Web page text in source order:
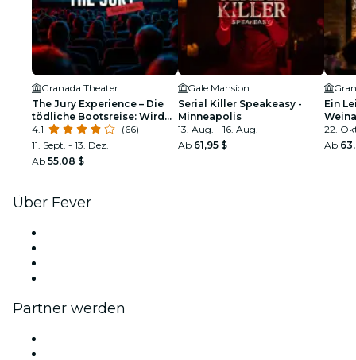
Granada Theater
The Jury Experience – Die
tödliche Bootsreise: Wird
Minneapolis Gerechtigkeit
liefern?
4.1
(66)
11. Sept. - 13. Dez.
Ab 55,08 $
Gale Mansion
Serial Killer Speakeasy -
Minneapolis
13. Aug. - 16. Aug.
Ab 61,95 $
Ein
22.
Ab
Über Fever
Partner werden